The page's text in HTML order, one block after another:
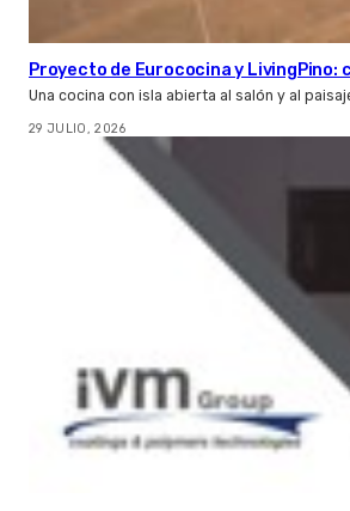
Proyecto de Eurococina y LivingPino:
Una cocina con isla abierta al salón y al
29 JULIO, 2026